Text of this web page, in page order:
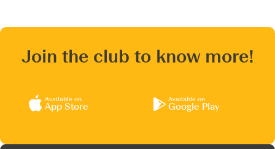
Join the club to know more!
Available on
App Store
Available on
Google Play